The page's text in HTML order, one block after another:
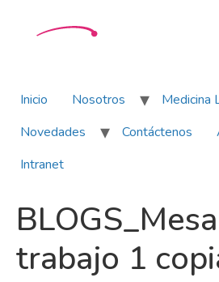
Inicio Nosotros
Medicina
Novedades
Contáctenos
Intranet
trabajo 1